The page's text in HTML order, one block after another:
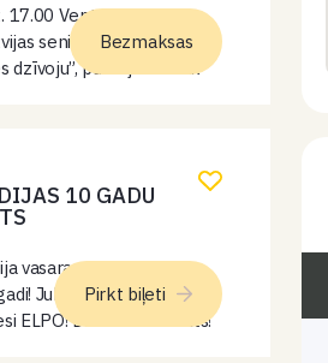
17.00 Ventspils novada
senioru koru svētku
dzīvoju”, pulcējot vairāk
Bezmaksas
10 GADU
vasaras sākumā svinēs
Jubilejas koncerts kļūs
ELPO! Dreskods – balts!
Pirkt biļeti